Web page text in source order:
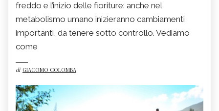
freddo e l’inizio delle fioriture: anche nel
metabolismo umano inizieranno cambiamenti
importanti, da tenere sotto controllo. Vediamo
come
di GIACOMO COLOMBA